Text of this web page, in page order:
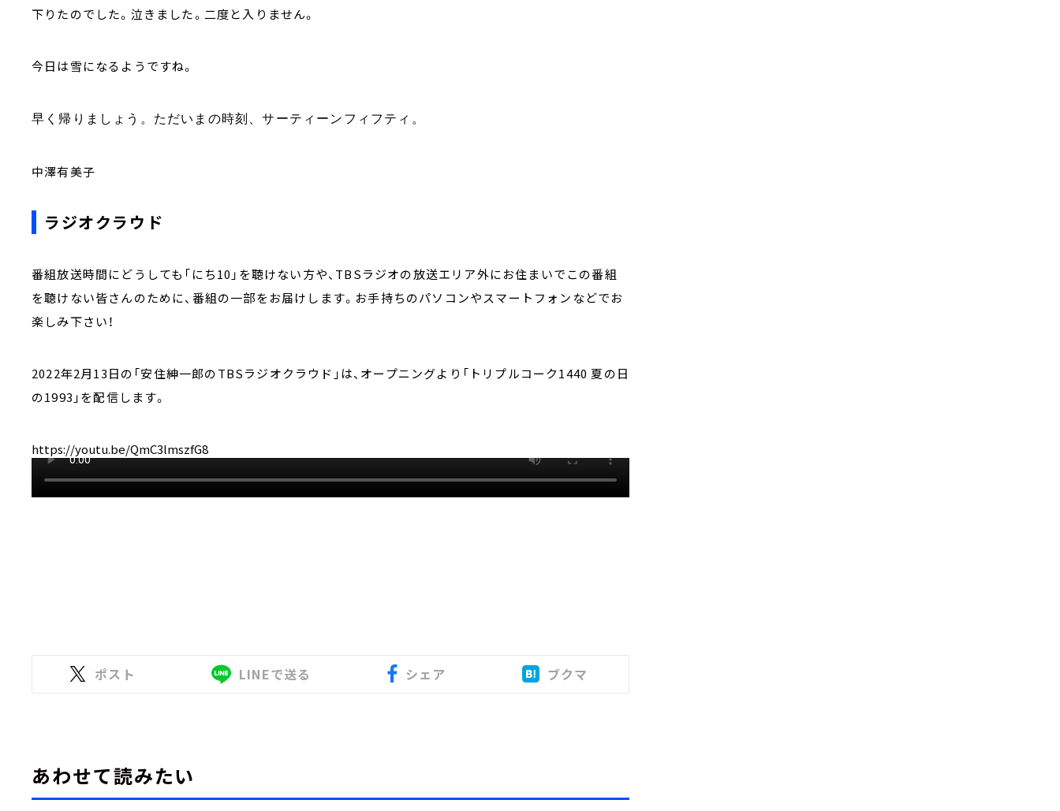
下りたのでした。泣きました。二度と入りません。
今日は雪になるようですね。
早く帰りましょう。ただいまの時刻、サーティーンフィフティ。
中澤有美子
ラジオクラウド
番組放送時間にどうしても「にち10」を聴けない方や、TBSラジオの放送エリア外にお住まいでこの番組
を聴けない皆さんのために、番組の一部をお届けします。お手持ちのパソコンやスマートフォンなどでお
楽しみ下さい！
2022年2月13日の「安住紳一郎のTBSラジオクラウド」は、オープニングより「トリプルコーク1440 夏の日
の1993」を配信します。
https://youtu.be/QmC3lmszfG8
ポスト LINEで送る シェア ブクマ
あわせて読みたい